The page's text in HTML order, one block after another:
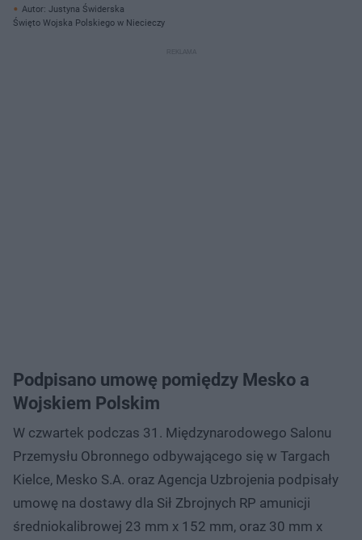
Autor: Justyna Świderska
Święto Wojska Polskiego w Niecieczy
Podpisano umowę pomiędzy Mesko a
Wojskiem Polskim
W czwartek podczas 31. Międzynarodowego Salonu
Przemysłu Obronnego odbywającego się w Targach
Kielce, Mesko S.A. oraz Agencja Uzbrojenia podpisały
umowę na dostawy dla Sił Zbrojnych RP amunicji
średniokalibrowej 23 mm x 152 mm, oraz 30 mm x